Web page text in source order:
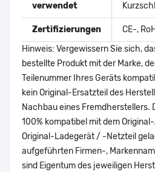
verwendet
Zertifizierungen
CE-,
Hinweis: Vergewissern Sie sich,
bestellte Produkt mit der Marke,
Teilenummer Ihres Geräts
kein Original-Ersatzteil des
Nachbau eines Fremdherstellers.
100% kompatibel mit dem
Original-Ladegerät / -Netzteil
aufgeführten Firmen-,
sind Eigentum des jeweiligen